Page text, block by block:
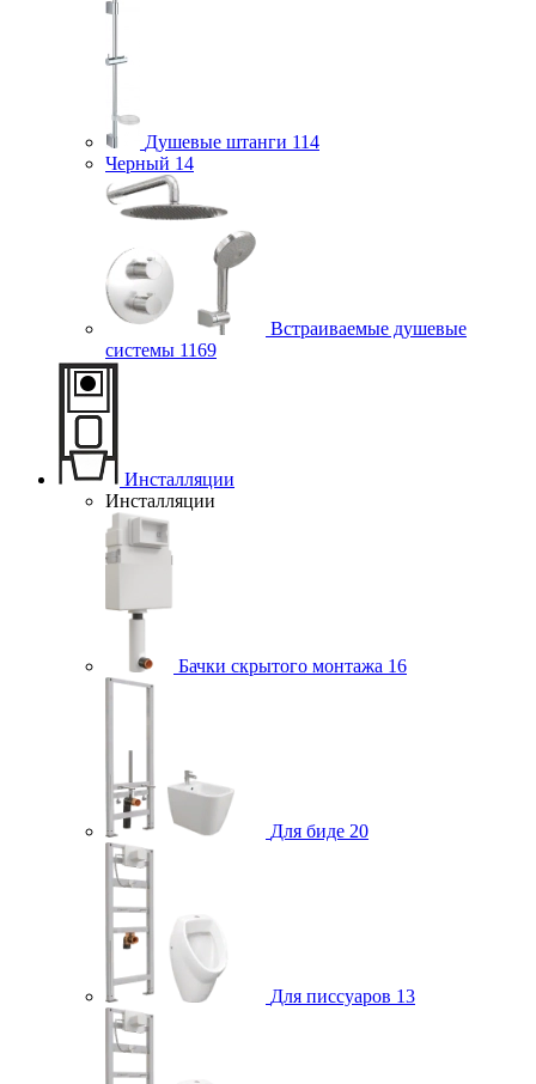
Душевые штанги 114
Черный 14
Встраиваемые душевые
системы 1169
Инсталляции
Инсталляции
Бачки скрытого монтажа 16
Для биде 20
Для писсуаров 13